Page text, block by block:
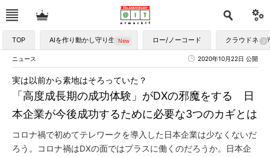
TOP AIを作り動かし守り生かす ロー/ノーコード クラウドネイ
ニュース 2020年10月22日 公開
「高度成長期の成功体験」がDXの邪魔をする 日
本企業が今後成功するために必要な3つのカギとは
実は以前から素地はそろっていた？
コロナ禍で初めてテレワークを導入した日本企業は少なくないだ
ろう。コロナ禍はDXの面ではプラスに働くのだろうか。日本企